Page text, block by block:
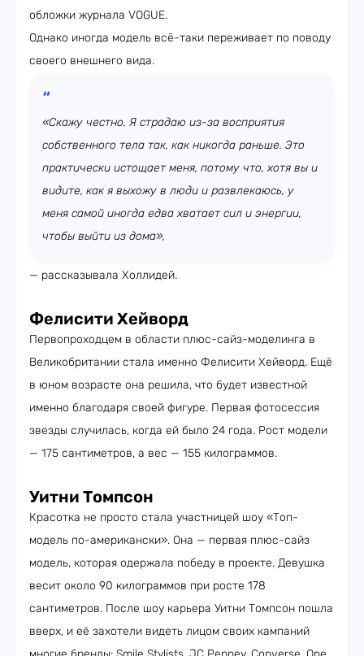
обложки журнала VOGUE.
Однако иногда модель всё-таки переживает по поводу
своего внешнего вида.
«Скажу честно. Я страдаю из-за восприятия
собственного тела так, как никогда раньше. Это
практически истощает меня, потому что, хотя вы и
видите, как я выхожу в люди и развлекаюсь, у
меня самой иногда едва хватает сил и энергии,
чтобы выйти из дома»,
— рассказывала Холлидей.
Фелисити Хейворд
Первопроходцем в области плюс-сайз-моделинга в
Великобритании стала именно Фелисити Хейворд. Ещё
в юном возрасте она решила, что будет известной
именно благодаря своей фигуре. Первая фотосессия
звезды случилась, когда ей было 24 года. Рост модели
— 175 сантиметров, а вес — 155 килограммов.
Уитни Томпсон
Красотка не просто стала участницей шоу «Топ-
модель по-американски». Она — первая плюс-сайз
модель, которая одержала победу в проекте. Девушка
весит около 90 килограммов при росте 178
сантиметров. После шоу карьера Уитни Томпсон пошла
вверх, и её захотели видеть лицом своих кампаний